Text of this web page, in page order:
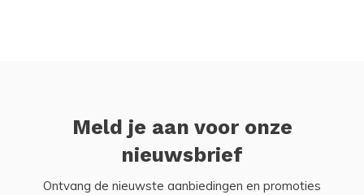
Meld je aan voor onze
nieuwsbrief
Ontvang de nieuwste aanbiedingen en promoties